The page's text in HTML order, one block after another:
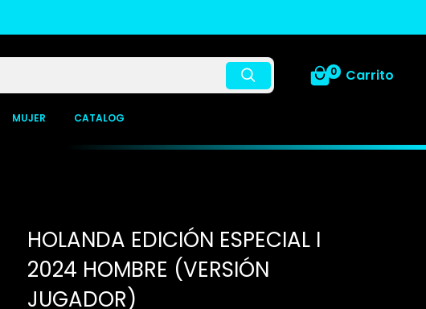
0 Carrito
MUJER CATALOG
HOLANDA EDICIÓN ESPECIAL I
2024 HOMBRE (VERSIÓN
JUGADOR)